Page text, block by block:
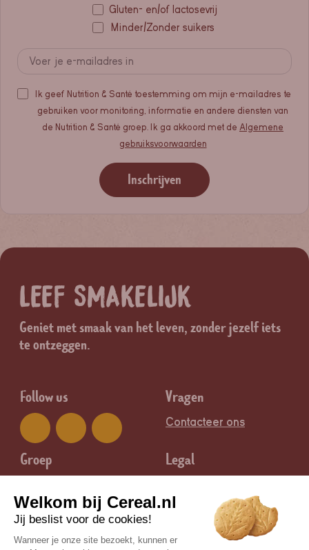
Gluten- en/of lactosevrij
Minder/Zonder suikers
Ik geef Nutrition & Santé toestemming om mijn e-mailadres te
gebruiken voor monitoring, informatie en andere diensten van
de Nutrition & Santé groep. Ik ga akkoord met de Algemene
gebruiksvoorwaarden
Inschrijven
LEEF SMAKELIJK
Geniet met smaak van het leven, zonder jezelf iets
te ontzeggen.
Follow us Vragen
Contacteer ons
Groep Legal